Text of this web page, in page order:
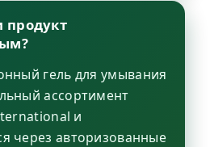
продукт
гель для умывания
ассортимент
и
через авторизованные